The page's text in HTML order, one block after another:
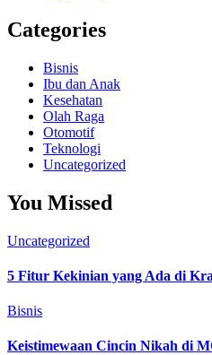
Categories
Bisnis
Ibu dan Anak
Kesehatan
Olah Raga
Otomotif
Teknologi
Uncategorized
You Missed
Uncategorized
5 Fitur Kekinian yang Ada di
Bisnis
Keistimewaan Cincin Nikah di